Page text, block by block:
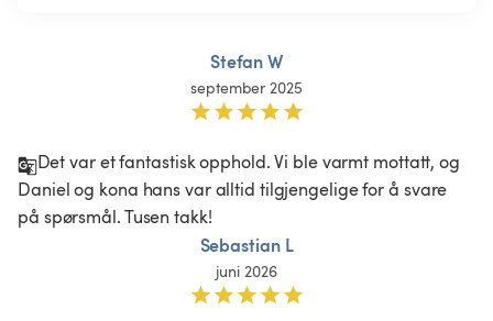
Stefan W
september 2025
Det var et fantastisk opphold. Vi ble varmt mottatt, og
Daniel og kona hans var alltid tilgjengelige for å svare
på spørsmål. Tusen takk!
Sebastian L
juni 2026